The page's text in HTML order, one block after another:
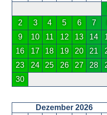
2
3 4 5 6 7
9
10 11 12 13 14
16
17 18 19 20 21
23
24 25 26 27 28
30
Dezember 2026